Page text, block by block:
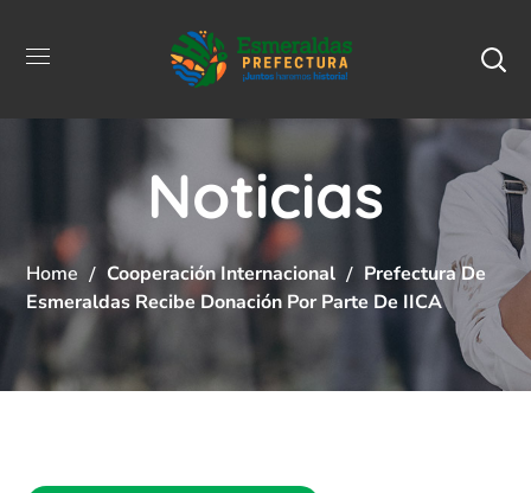
Noticias
Home Cooperación Internacional
Prefectura De
Esmeraldas Recibe Donación Por Parte De IICA